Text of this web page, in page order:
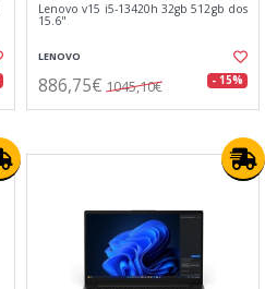
Lenovo v15 i5-13420h 32gb 512gb dos
15.6"
LENOVO
886,75€ 1045,10€ - 15%